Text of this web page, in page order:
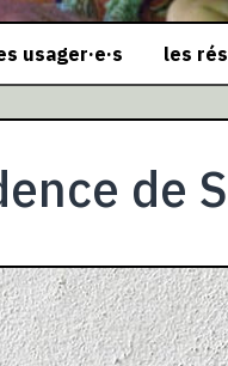
usager·e·s les
de